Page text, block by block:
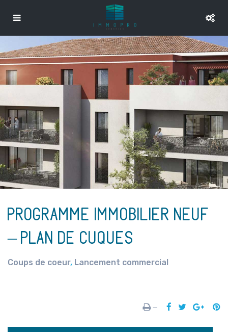
PROGRAMME IMMOBILIER NEUF
– PLAN DE CUQUES
Coups de coeur, Lancement commercial
—